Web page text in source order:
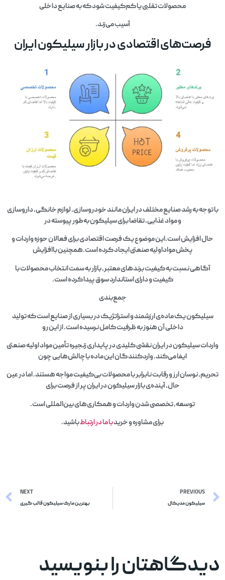
محصولات تقلبی یا کم‌کیفیت شود که به صنایع داخلی
آسیب می‌زند.
فرصت‌های اقتصادی در بازار سیلیکون ایران
با توجه به رشد صنایع مختلف در ایران مانند خودروسازی، لوازم خانگی، داروسازی
و مواد غذایی، تقاضا برای سیلیکون به‌طور پیوسته در
حال افزایش است.این موضوع یک فرصت اقتصادی برای فعالان حوزه واردات و
پخش مواداولیه صنعتی ایجاد کرده است.همچنین باافزایش
آگاهی نسبت به کیفیت برندهای معتبر، بازار به سمت انتخاب محصولات با
کیفیت و دارای استاندارد سوق پیدا کرده است.
جمع‌بندی
سیلیکون یک ماده‌ی ارزشمند و استراتژیک در بسیاری از صنایع است که تولید
داخلی آن هنوز به ظرفیت کامل نرسیده است. از این‌ رو
واردات سیلیکون در ایران نقشی کلیدی در پایداری زنجیره تأمین مواد اولیه صنعتی
ایفا می‌کند. واردکنندگان این ماده باچالش‌هایی چون
تحریم، نوسان ارز و رقابت نابرابر با محصولات بی‌کیفیت مواجه هستند. اما در عین
حال، آینده‌ی بازار سیلیکون در ایران پر از فرصت برای
توسعه، تخصصی شدن واردات و همکاری‌های بین‌المللی است.
برای مشاوره و خریدبا ما در ارتباطباشید.
PREVIOUS
سیلیکون مدیکال
NEXT
بهترین مارک سیلیکون قالب گیری
دیدگاهتان را بنویسید